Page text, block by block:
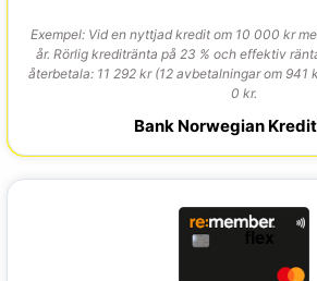
Exempel: Vid en nyttjad kredit om 10 000 kr
år. Rörlig kreditränta på 23 % och effektiv
återbetala: 11 292 kr (12 avbetalningar om 941
0 kr.
Bank Norwegian